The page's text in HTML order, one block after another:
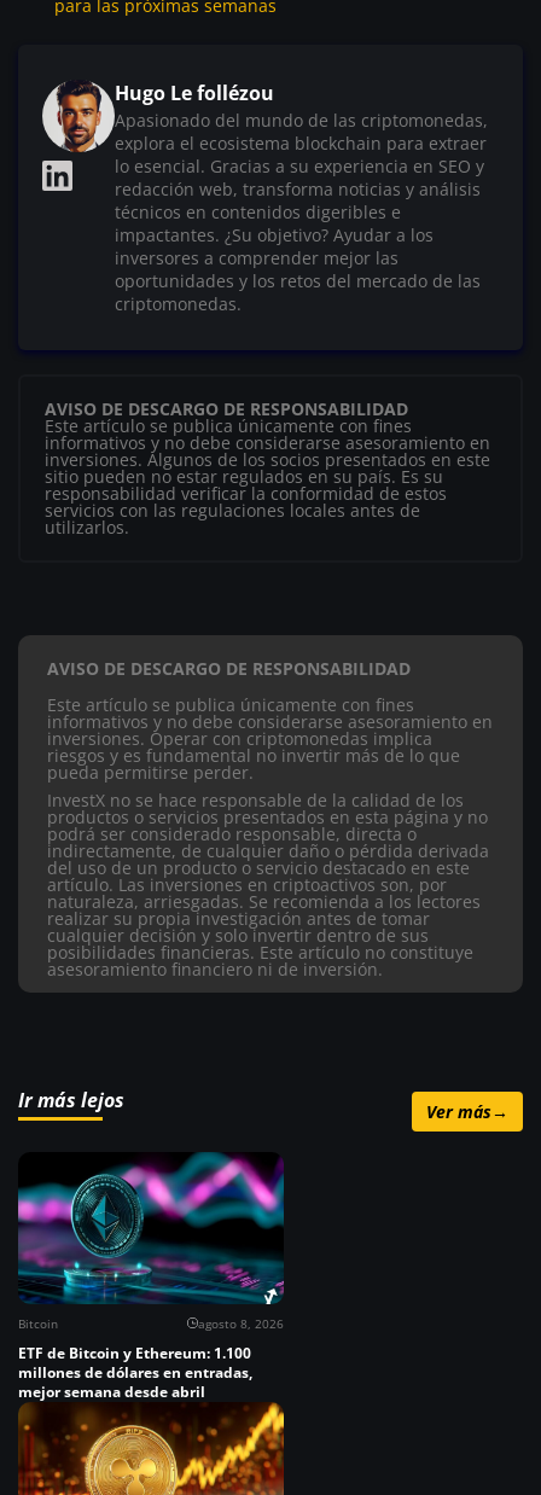
para las próximas semanas
Hugo Le follézou
Apasionado del mundo de las criptomonedas,
explora el ecosistema blockchain para extraer
lo esencial. Gracias a su experiencia en SEO y
redacción web, transforma noticias y análisis
técnicos en contenidos digeribles e
impactantes. ¿Su objetivo? Ayudar a los
inversores a comprender mejor las
oportunidades y los retos del mercado de las
criptomonedas.
AVISO DE DESCARGO DE RESPONSABILIDAD
Este artículo se publica únicamente con fines
informativos y no debe considerarse asesoramiento en
inversiones. Algunos de los socios presentados en este
sitio pueden no estar regulados en su país. Es su
responsabilidad verificar la conformidad de estos
servicios con las regulaciones locales antes de
utilizarlos.
AVISO DE DESCARGO DE RESPONSABILIDAD
Este artículo se publica únicamente con fines
informativos y no debe considerarse asesoramiento en
inversiones. Operar con criptomonedas implica
riesgos y es fundamental no invertir más de lo que
pueda permitirse perder.
InvestX no se hace responsable de la calidad de los
productos o servicios presentados en esta página y no
podrá ser considerado responsable, directa o
indirectamente, de cualquier daño o pérdida derivada
del uso de un producto o servicio destacado en este
artículo. Las inversiones en criptoactivos son, por
naturaleza, arriesgadas. Se recomienda a los lectores
realizar su propia investigación antes de tomar
cualquier decisión y solo invertir dentro de sus
posibilidades financieras. Este artículo no constituye
asesoramiento financiero ni de inversión.
Ir más lejos Ver más→
Bitcoin agosto 8, 2026
ETF de Bitcoin y Ethereum: 1.100
millones de dólares en entradas,
mejor semana desde abril